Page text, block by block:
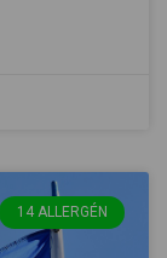
14 ALLERGÉN